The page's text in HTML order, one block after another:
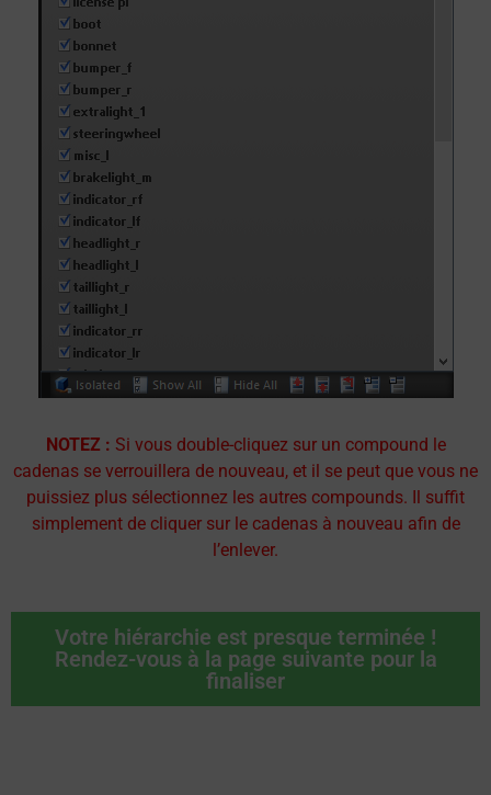
NOTEZ : Si vous double-cliquez sur un compound le
cadenas se verrouillera de nouveau, et il se peut que vous ne
puissiez plus sélectionnez les autres compounds. Il suffit
simplement de cliquer sur le cadenas à nouveau afin de
l’enlever.
Votre hiérarchie est presque terminée !
Rendez-vous à la page suivante pour la
finaliser